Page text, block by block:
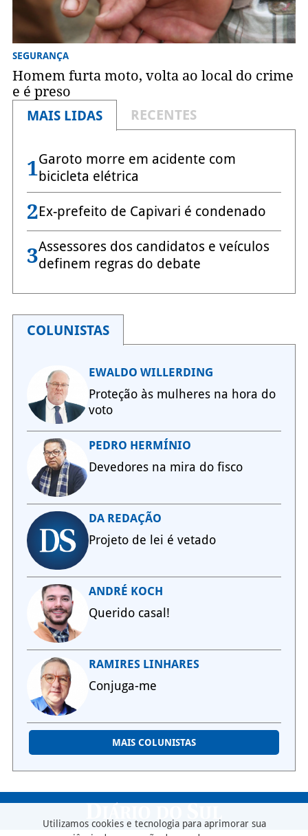
SEGURANÇA
Homem furta moto, volta ao local do crime
e é preso
MAIS LIDAS
RECENTES
1Garoto morre em acidente com
bicicleta elétrica
2Ex-prefeito de Capivari é condenado
3Assessores dos candidatos e veículos
definem regras do debate
COLUNISTAS
EWALDO WILLERDING
Proteção às mulheres na hora do
voto
PEDRO HERMÍNIO
Devedores na mira do fisco
DA REDAÇÃO
Projeto de lei é vetado
ANDRÉ KOCH
Querido casal!
RAMIRES LINHARES
Conjuga-me
MAIS COLUNISTAS
Utilizamos cookies e tecnologia para aprimorar sua